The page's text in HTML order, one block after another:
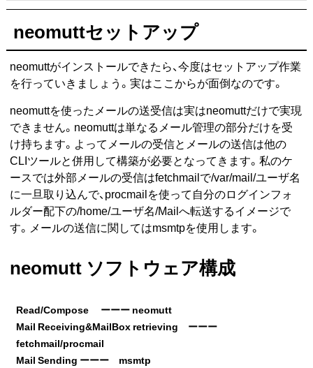
neomuttセットアップ
neomuttがインストールできたら、今度はセットアップ作業
を行っていきましょう。実はここからが面倒なのです。
neomuttを使ったメールの送受信は実はneomuttだけで実現
できません。neomuttは単なるメール管理の部分だけを受
け持ちます。よってメールの受信とメールの送信は他の
CLIツールと併用して構築が必要となってきます。私のケ
ースでは外部メールの受信はfetchmailで/var/mail/ユーザ名
に一旦取り込んで、procmailを使って自分のログインフォ
ルダー配下の/home/ユーザ名/Mailへ転送するイメージで
す。メールの送信に関してはmsmtpを使用します。
neomutt ソフトウェア構成
Read/Compose ーーー neomutt
Mail Receiving&MailBox retrieving ーーー
fetchmail/procmail
Mail Sending ーーー msmtp